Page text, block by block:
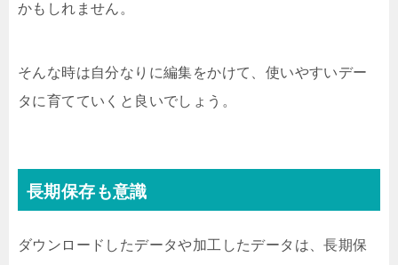
かもしれません。
そんな時は自分なりに編集をかけて、使いやすいデー
タに育てていくと良いでしょう。
長期保存も意識
ダウンロードしたデータや加工したデータは、長期保